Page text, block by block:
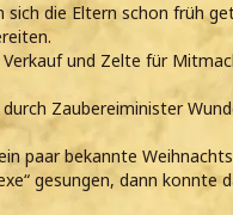
die Eltern schon früh
und Zelte für
Zaubereiminister
paar bekannte
gesungen, dann konnte